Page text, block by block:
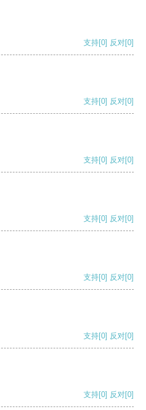
支持[0] 反对[0]
支持[0] 反对[0]
支持[0] 反对[0]
支持[0] 反对[0]
支持[0] 反对[0]
支持[0] 反对[0]
支持[0] 反对[0]